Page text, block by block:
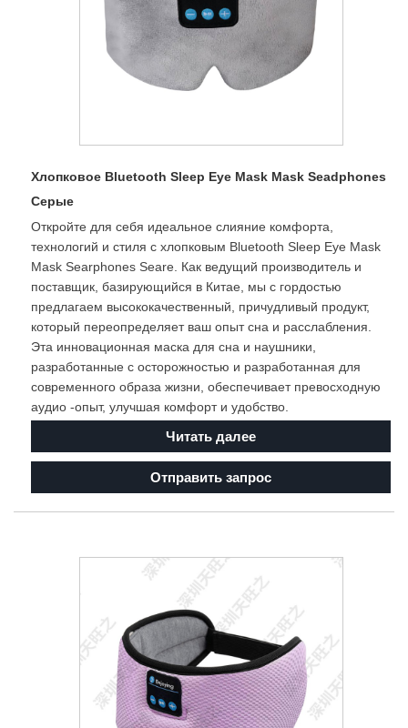
Хлопковое Bluetooth Sleep Eye Mask Mask Seadphones
Серые
Откройте для себя идеальное слияние комфорта,
технологий и стиля с хлопковым Bluetooth Sleep Eye Mask
Mask Searphones Seare. Как ведущий производитель и
поставщик, базирующийся в Китае, мы с гордостью
предлагаем высококачественный, причудливый продукт,
который переопределяет ваш опыт сна и расслабления.
Эта инновационная маска для сна и наушники,
разработанные с осторожностью и разработанная для
современного образа жизни, обеспечивает превосходную
аудио -опыт, улучшая комфорт и удобство.
Читать далее
Отправить запрос